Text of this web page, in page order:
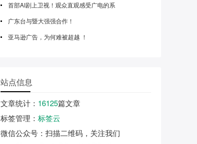
首部AI剧上卫视！观众直观感受广电的系
广东台与暨大强强合作！
亚马逊广告，为何难被超越 ！
站点信息
文章统计 ： 16125篇文章
标签管理 ： 标签云
微信公众号 ：扫描二维码，关注我们